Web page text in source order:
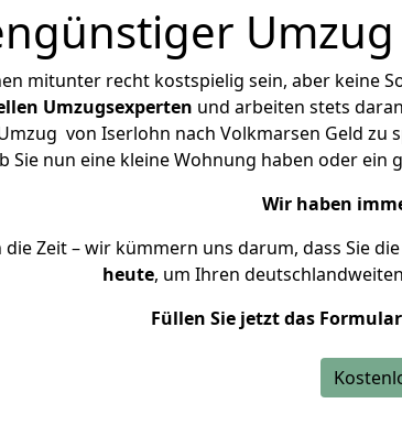
mitunter recht kostspielig sein, aber keine
Umzugsexperten und arbeiten stets
von Iserlohn nach Volkmarsen Geld zu
Sie nun eine kleine Wohnung haben oder
Wir haben
die Zeit – wir kümmern uns darum, dass Sie
heute, um Ihren
Füllen Sie jetzt das